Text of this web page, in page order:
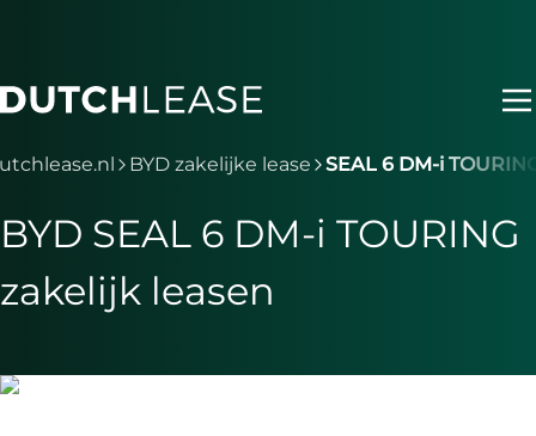
Je bent nu voorbij het hoofdmenu
BYD zakelijke lease SEAL 6 DM-i
BYD SEAL 6 DM-i TOURING
zakelijk leasen